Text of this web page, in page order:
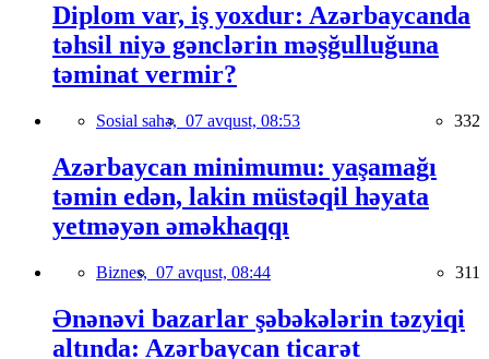
Diplom var, iş yoxdur: Azərbaycanda
təhsil niyə gənclərin məşğulluğuna
təminat vermir?
Sosial sahə, 07 avqust, 08:53 332
Azərbaycan minimumu: yaşamağı
təmin edən, lakin müstəqil həyata
yetməyən əməkhaqqı
Biznes, 07 avqust, 08:44 311
Ənənəvi bazarlar şəbəkələrin təzyiqi
altında: Azərbaycan ticarət